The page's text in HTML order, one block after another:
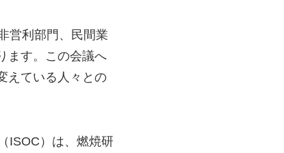
営利部門、民間業
ます。この会議へ
えている人々との
ISOC）は、燃焼研